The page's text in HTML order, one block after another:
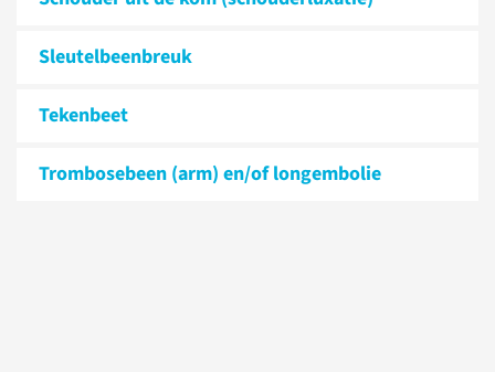
Sleutelbeenbreuk
Tekenbeet
Trombosebeen (arm) en/of longembolie